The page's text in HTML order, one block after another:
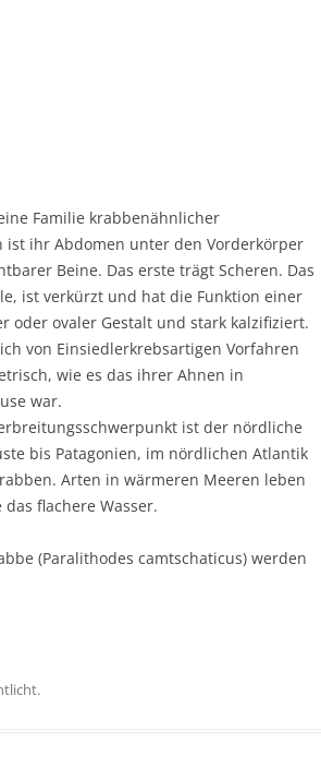
Familie krabbenähnlicher
ist ihr Abdomen unter den Vorderkörper
Beine. Das erste trägt Scheren. Das
ist verkürzt und hat die Funktion einer
oder ovaler Gestalt und stark kalzifiziert.
von Einsiedlerkrebsartigen Vorfahren
wie es das ihrer Ahnen in
war.
ist der nördliche
bis Patagonien, im nördlichen Atlantik
Arten in wärmeren Meeren leben
flachere Wasser.
(Paralithodes camtschaticus) werden